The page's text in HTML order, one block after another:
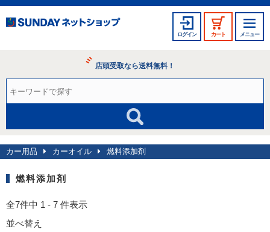
ログイン カート メニュー
店頭受取なら送料無料！
カー用品 カーオイル 燃料添加剤
燃料添加剤
全7件中 1 - 7 件表示
並べ替え